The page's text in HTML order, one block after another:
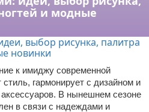
и модные
к имиджу современной
гармонирует с дизайном и
В нынешнем сезоне
в связи с надеждами и